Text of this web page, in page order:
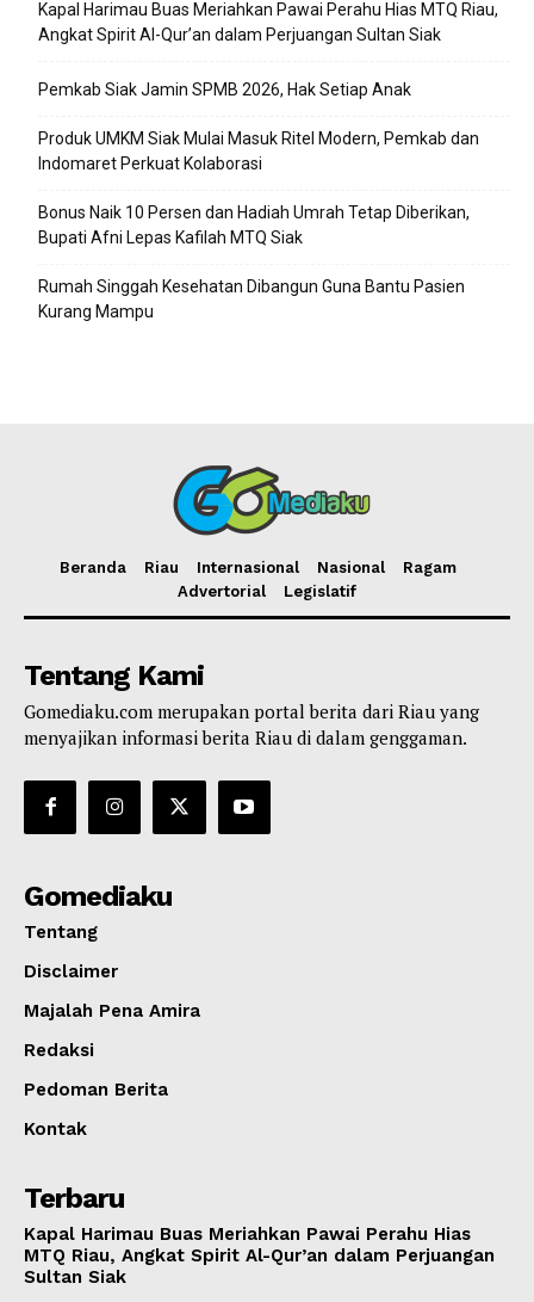
Kapal Harimau Buas Meriahkan Pawai Perahu Hias MTQ Riau,
Angkat Spirit Al-Qur’an dalam Perjuangan Sultan Siak
Pemkab Siak Jamin SPMB 2026, Hak Setiap Anak
Produk UMKM Siak Mulai Masuk Ritel Modern, Pemkab dan
Indomaret Perkuat Kolaborasi
Bonus Naik 10 Persen dan Hadiah Umrah Tetap Diberikan,
Bupati Afni Lepas Kafilah MTQ Siak
Rumah Singgah Kesehatan Dibangun Guna Bantu Pasien
Kurang Mampu
Beranda Riau Internasional Nasional
Ragam
Advertorial
Legislatif
Tentang Kami
Gomediaku.com merupakan portal berita dari Riau yang
menyajikan informasi berita Riau di dalam genggaman.
Gomediaku
Tentang
Disclaimer
Majalah Pena Amira
Redaksi
Pedoman Berita
Kontak
Terbaru
Kapal Harimau Buas Meriahkan Pawai Perahu Hias
MTQ Riau, Angkat Spirit Al-Qur’an dalam Perjuangan
Sultan Siak